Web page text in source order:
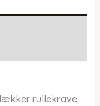
lækker rullekrave